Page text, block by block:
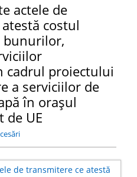
actele de
costul
bunurilor,
cadrul proiectului
a serviciilor de
în orașul
de UE